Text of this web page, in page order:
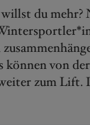
du
von
zum